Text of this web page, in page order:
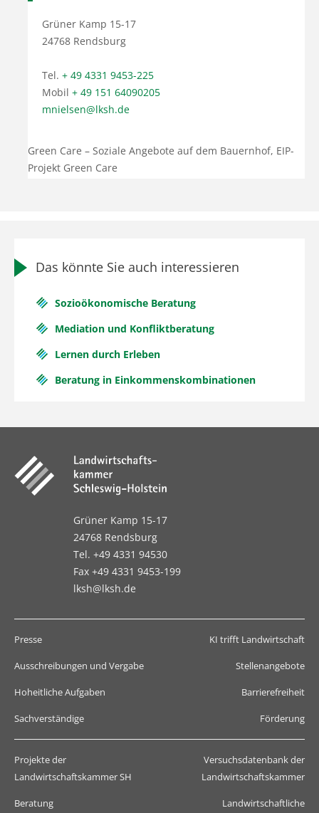
Grüner Kamp 15-17
24768 Rendsburg
Tel. + 49 4331 9453-225
Mobil + 49 151 64090205
mnielsen@lksh.de
Green Care – Soziale Angebote auf dem Bauernhof, EIP-
Projekt Green Care
Das könnte Sie auch interessieren
Sozioökonomische Beratung
Mediation und Konfliktberatung
Lernen durch Erleben
Beratung in Einkommenskombinationen
Grüner Kamp 15-17
24768 Rendsburg
Tel. +49 4331 94530
Fax +49 4331 9453-199
lksh@lksh.de
Presse KI trifft Landwirtschaft
Ausschreibungen und Vergabe Stellenangebote
Hoheitliche Aufgaben Barrierefreiheit
Sachverständige Förderung
Projekte der
Landwirtschaftskammer SH
Versuchsdatenbank der
Landwirtschaftskammer
Beratung Landwirtschaftliche